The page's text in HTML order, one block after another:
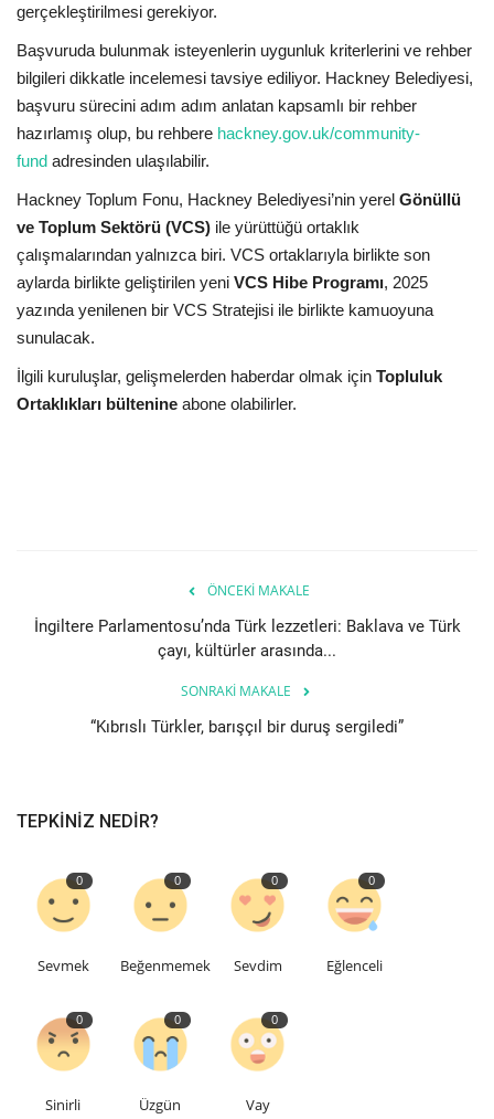
gerçekleştirilmesi gerekiyor.
Başvuruda bulunmak isteyenlerin uygunluk kriterlerini ve rehber
bilgileri dikkatle incelemesi tavsiye ediliyor. Hackney Belediyesi,
başvuru sürecini adım adım anlatan kapsamlı bir rehber
hazırlamış olup, bu rehbere hackney.gov.uk/community-
fund adresinden ulaşılabilir.
Hackney Toplum Fonu, Hackney Belediyesi’nin yerel Gönüllü
ve Toplum Sektörü (VCS) ile yürüttüğü ortaklık
çalışmalarından yalnızca biri. VCS ortaklarıyla birlikte son
aylarda birlikte geliştirilen yeni VCS Hibe Programı, 2025
yazında yenilenen bir VCS Stratejisi ile birlikte kamuoyuna
sunulacak.
İlgili kuruluşlar, gelişmelerden haberdar olmak için Topluluk
Ortaklıkları bültenine abone olabilirler.
ÖNCEKI MAKALE
İngiltere Parlamentosu’nda Türk lezzetleri: Baklava ve Türk
çayı, kültürler arasında...
SONRAKI MAKALE
“Kıbrıslı Türkler, barışçıl bir duruş sergiledi”
TEPKINIZ NEDIR?
0
Sevmek
0
Beğenmemek
0
Sevdim
0
Eğlenceli
0
Sinirli
0
Üzgün
0
Vay